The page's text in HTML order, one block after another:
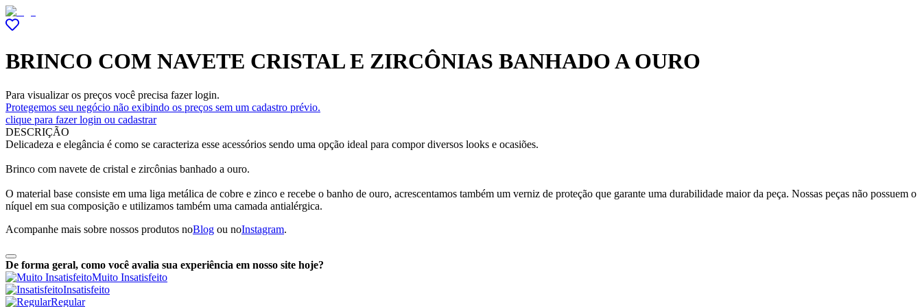
BRINCO COM NAVETE CRISTAL E ZIRCÔNIAS BANHADO A OURO
Para visualizar os preços você precisa fazer login.
Protegemos seu negócio não exibindo os preços sem um cadastro prévio.
clique para fazer login ou cadastrar
DESCRIÇÃO
Delicadeza e elegância é como se caracteriza esse acessórios sendo uma opção ideal para compor diversos looks e ocasiões.
Brinco com navete de cristal e zircônias banhado a ouro.
O material base consiste em uma liga metálica de cobre e zinco e recebe o banho de ouro, acrescentamos também um verniz de proteção que garante uma durabilidade maior da peça. Nossas peças não possuem o
níquel em sua composição e utilizamos também uma camada antialérgica.
Acompanhe mais sobre nossos produtos noBlog ou noInstagram.
De forma geral, como você avalia sua experiência em nosso site hoje?
Muito Insatisfeito
Insatisfeito
Regular